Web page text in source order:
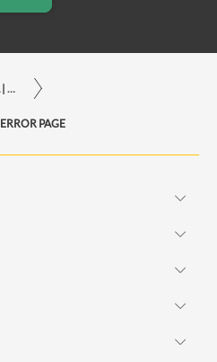
ERROR PAGE